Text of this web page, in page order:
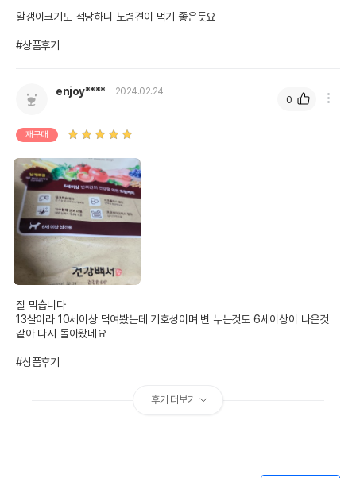
알갱이크기도 적당하니 노령견이 먹기 좋은듯요
#상품후기
enjoy**** 2024.02.24
재구매
잘 먹습니다
13살이라 10세이상 먹여봤는데 기호성이며 변 누는것도 6세이상이 나은것
같아 다시 돌아왔네요
#상품후기
0
후기 더보기